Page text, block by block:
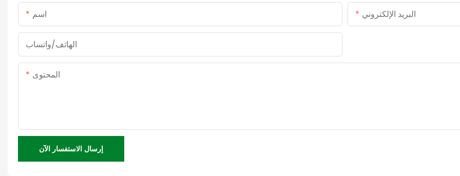
اسم البريد الإلكتروني
الهاتف/واتساب
المحتوى
إرسال الاستفسار الآن